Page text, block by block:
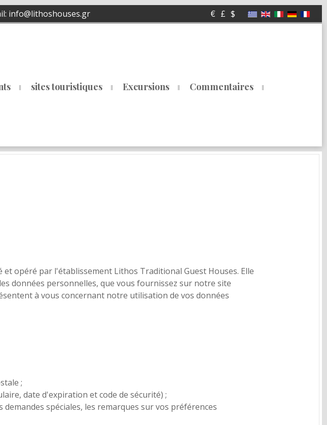
info@lithoshouses.gr € £ $
sites touristiques Excursions
Commentaires
opéré par l'établissement Lithos Traditional Guest Houses. Elle
données personnelles, que vous fournissez sur notre site
à vous concernant notre utilisation de vos données
;
date d'expiration et code de sécurité) ;
spéciales, les remarques sur vos préférences